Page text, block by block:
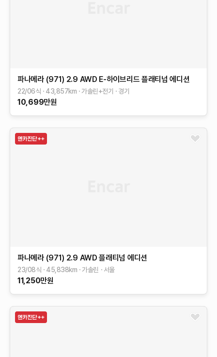
파나메라 (971) 2.9 AWD E-하이브리드 플래티넘 에디션
22/06식 43,857km 가솔린+전기 경기
10,699만원
파나메라 (971) 2.9 AWD 플래티넘 에디션
23/08식 45,838km 가솔린 서울
11,250만원